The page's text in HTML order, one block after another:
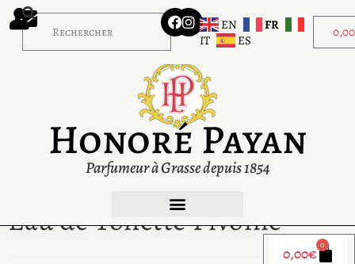
0,00
EN
FR
IT
ES
Honoré Payan
Parfumeur à Grasse depuis 1854
0,00€ 0
Eau de Toilette Pivoine